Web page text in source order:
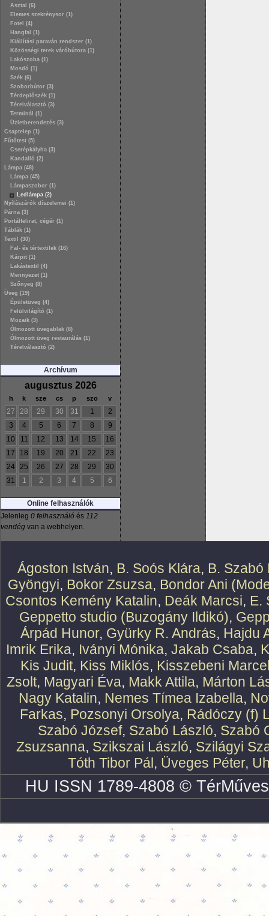
Asztal (6)
Elemes szekrénysor (1)
Fotel (4)
Hangfal (1)
Kiállítási paraván rendszer (1)
Közösségi terek váróbútora (1)
Lakószoba (1)
Mosdó (1)
Szék (6)
Szoborbútor (3)
Térdeplőszék (1)
Térelválasztó (3)
Terminál (1)
Üzletberendezés (3)
Csaptelep (1)
Fűtőtest (5)
Cserépkályha (3)
Kandalló (2)
Lámpa (48)
Lámpa (45)
Lámpaszobor (1)
Ledlámpa (2)
Nyílászárók díszelemei (1)
Párna (3)
Portálfelirat, cégér (1)
Táblák (1)
Textil (30)
Fal- és tértextilek (16)
Kárpit (1)
Lakástextil (4)
Mennyezet (1)
Szőnyeg (8)
Üveg (19)
Épületüveg (4)
Felülvilágító (1)
Mozaik (3)
Ólmozott üvegablak (8)
Ólmozott üveg restaurálás (1)
Térelválasztó (2)
Archívum
augusztus 2026
h k sze cs p szo v
27 28 29 30 31 1
2
3
4 5 6 7 8
9
10
11 12 13 14 15
16
17
18 19 20 21 22
23
24
25 26 27 28 29
30
31
1 2 3 4 5 6
Online felhasználók
Jelenleg 0 felhasználó és 112
vendég van a webhelyen.
Ágoston István, B. Soós Klára, B. Szabó
Gyöngyi, Bokor Zsuzsa, Bondor Ani
Csontos Kemény Katalin, Deák Marcsi, E.
Geppetto studio (Buzogány Ildikó),
Árpád Hunor, Gyürky R. András, Hajdu
Imrik Erika, Iványi Mónika, Jakab Csaba,
Kis Judit, Kiss Miklós, Kisszebeni
Zsolt, Magyari Éva, Makk Attila, Márton
Nagy Katalin, Nemes Tímea Izabella,
Farkas, Pozsonyi Orsolya, Rádóczy (f)
Szabó József, Szabó László, Szabó
Zsuzsanna, Szikszai László, Szilágyi
Tóth Tibor Pál, Üveges Péter,
HU ISSN 1789-4808 ©